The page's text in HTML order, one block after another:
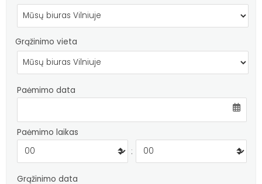
Grąžinimo vieta
Paėmimo data
Paėmimo laikas
:
Grąžinimo data